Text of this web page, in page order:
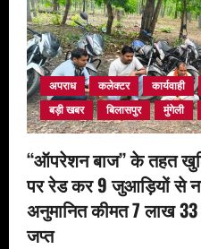
t
i
o
n
अपराध कलेक्टर कार्यवाही
बड़ी खबर
बिलासपुर मुंगेली
‘‘ऑपरेशन बाज’’ के तहत
पर रेड कर 9 जुआड़ियों से
अनुमानित कीमत 7 लाख
जप्त